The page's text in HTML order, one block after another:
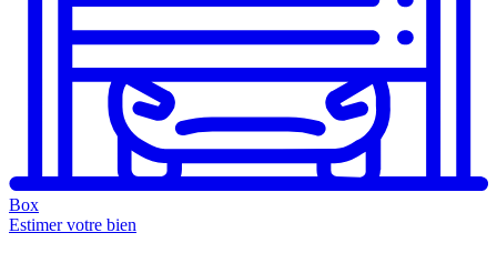
Box
Estimer votre bien